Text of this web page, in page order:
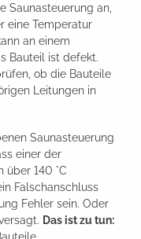
Saunasteuerung an,
eine Temperatur
an einem
Bauteil ist defekt.
ob die Bauteile
Leitungen in
Saunasteuerung
einer der
über 140 °C
Falschanschluss
Fehler sein. Oder
Das ist zu tun: